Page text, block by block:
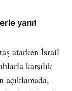
yanıt
atarken İsrail
karşılık
açıklamada,